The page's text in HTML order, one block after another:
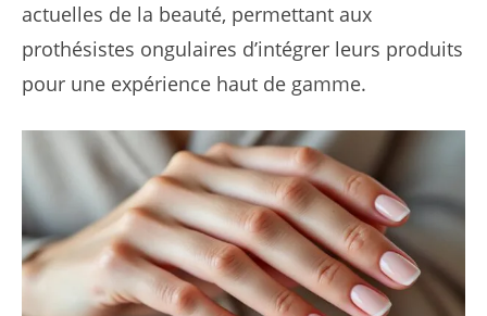
actuelles de la beauté, permettant aux
prothésistes ongulaires d’intégrer leurs produits
pour une expérience haut de gamme.